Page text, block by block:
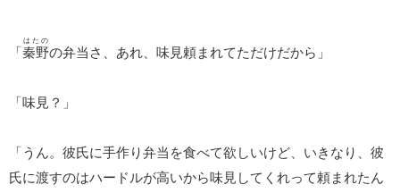
「秦野
はたの
の弁当さ、あれ、味見頼まれてただけだから」
「味見？」
「うん。彼氏に手作り弁当を食べて欲しいけど、いきなり、彼
氏に渡すのはハードルが高いから味見してくれって頼まれたん